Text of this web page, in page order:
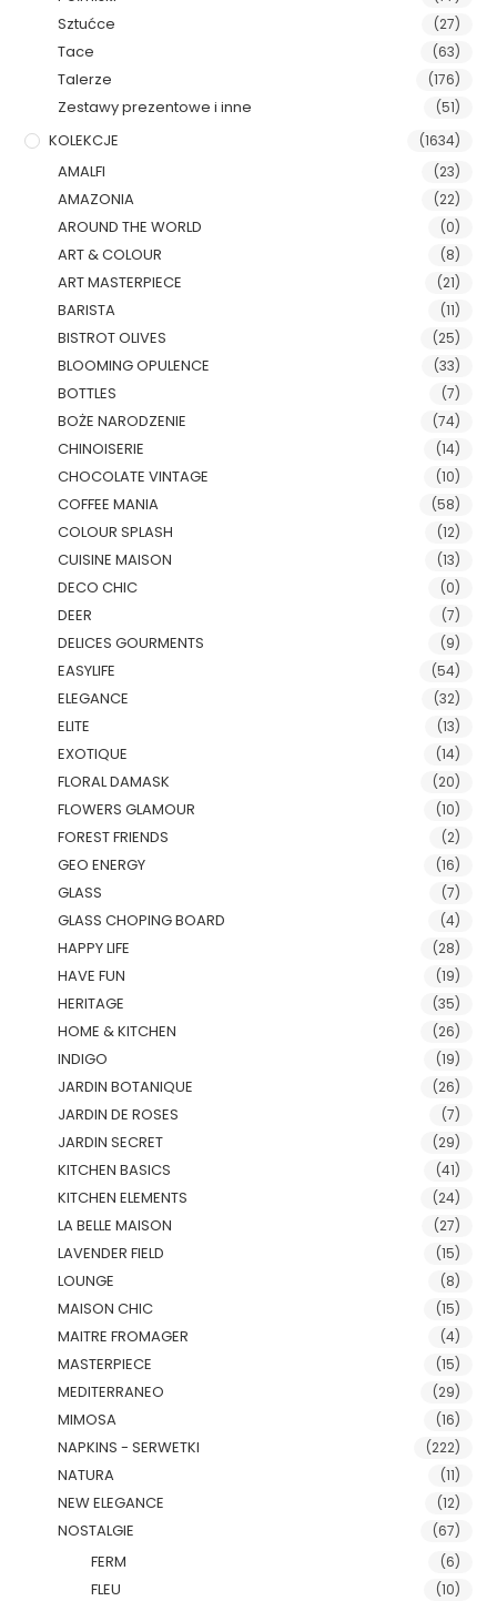
Sztućce (27)
Tace (63)
Talerze (176)
Zestawy prezentowe i inne (51)
KOLEKCJE (1634)
AMALFI (23)
AMAZONIA (22)
AROUND THE WORLD (0)
ART & COLOUR (8)
ART MASTERPIECE (21)
BARISTA (11)
BISTROT OLIVES (25)
BLOOMING OPULENCE (33)
BOTTLES (7)
BOŻE NARODZENIE (74)
CHINOISERIE (14)
CHOCOLATE VINTAGE (10)
COFFEE MANIA (58)
COLOUR SPLASH (12)
CUISINE MAISON (13)
DECO CHIC (0)
DEER (7)
DELICES GOURMENTS (9)
EASYLIFE (54)
ELEGANCE (32)
ELITE (13)
EXOTIQUE (14)
FLORAL DAMASK (20)
FLOWERS GLAMOUR (10)
FOREST FRIENDS (2)
GEO ENERGY (16)
GLASS (7)
GLASS CHOPING BOARD (4)
HAPPY LIFE (28)
HAVE FUN (19)
HERITAGE (35)
HOME & KITCHEN (26)
INDIGO (19)
JARDIN BOTANIQUE (26)
JARDIN DE ROSES (7)
JARDIN SECRET (29)
KITCHEN BASICS (41)
KITCHEN ELEMENTS (24)
LA BELLE MAISON (27)
LAVENDER FIELD (15)
LOUNGE (8)
MAISON CHIC (15)
MAITRE FROMAGER (4)
MASTERPIECE (15)
MEDITERRANEO (29)
MIMOSA (16)
NAPKINS - SERWETKI (222)
NATURA (11)
NEW ELEGANCE (12)
NOSTALGIE (67)
FERM (6)
FLEU (10)